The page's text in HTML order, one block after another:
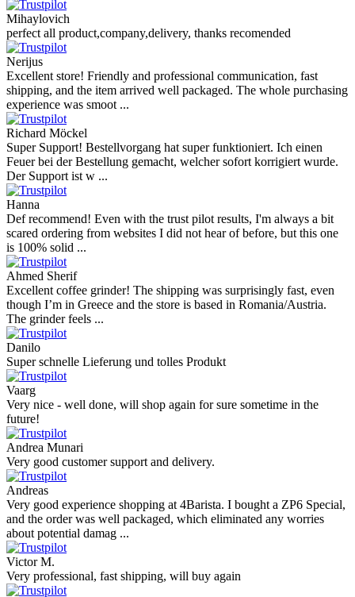
Mihaylovich
perfect all product,company,delivery, thanks recomended
Nerijus
Excellent store! Friendly and professional communication, fast
shipping, and the item arrived well packaged. The whole purchasing
experience was smoot ...
Richard Möckel
Super Support! Bestellvorgang hat super funktioniert. Ich einen
Feuer bei der Bestellung gemacht, welcher sofort korrigiert wurde.
Der Support ist w ...
Hanna
Def recommend! Even with the trust pilot results, I'm always a bit
scared ordering from websites I did not hear of before, but this one
is 100% solid ...
Ahmed Sherif
Excellent coffee grinder! The shipping was surprisingly fast, even
though I’m in Greece and the store is based in Romania/Austria.
The grinder feels ...
Danilo
Super schnelle Lieferung und tolles Produkt
Vaarg
Very nice - well done, will shop again for sure sometime in the
future!
Andrea Munari
Very good customer support and delivery.
Andreas
Very good experience shopping at 4Barista. I bought a ZP6 Special,
and the order was well packaged, which eliminated any worries
about potential damag ...
Victor M.
Very professional, fast shipping, will buy again